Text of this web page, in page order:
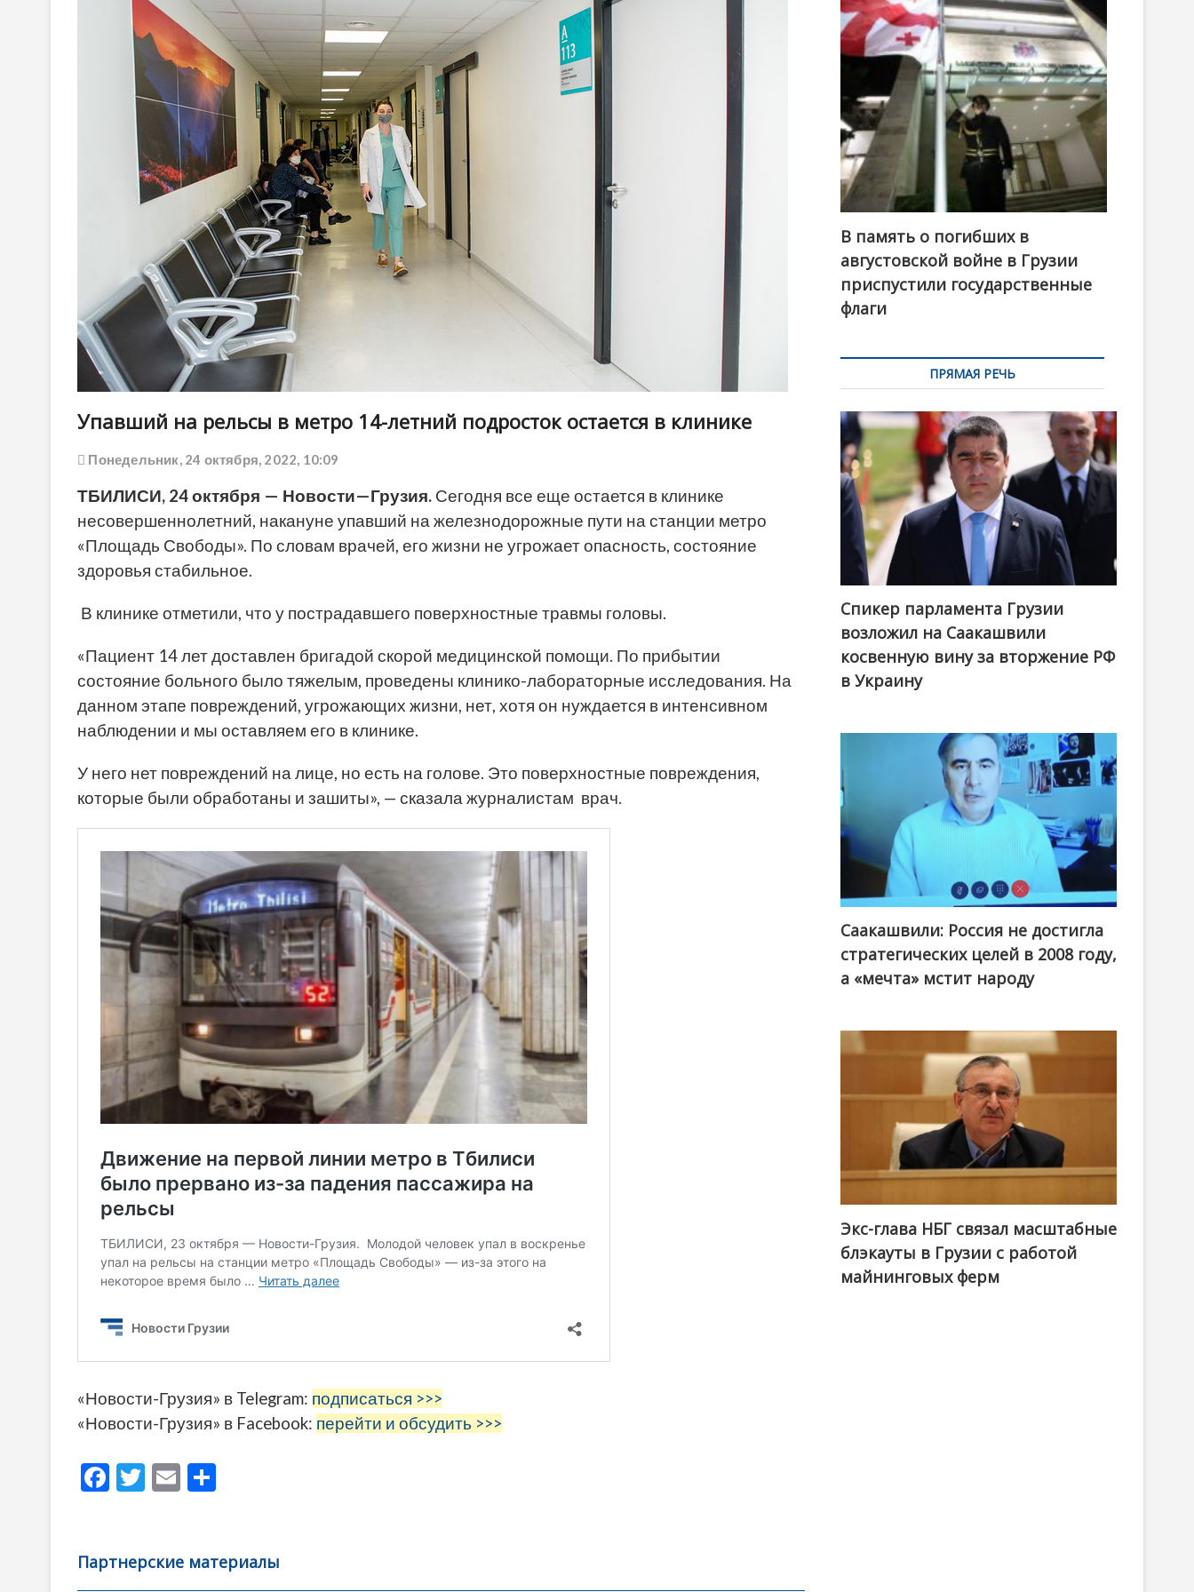
o
n
Упавший на рельсы в метро 14-летний подросток остается в клинике
Понедельник, 24 октября, 2022, 10:09
ТБИЛИСИ, 24октября — Новости—Грузия. Сегодня все еще остается в клинике
несовершеннолетний, накануне упавший на железнодорожные пути на станции метро
«Площадь Свободы». По словам врачей, его жизни не угрожает опасность, состояние
здоровья стабильное.
В клинике отметили, что у пострадавшего поверхностные травмы головы.
«Пациент 14 лет доставлен бригадой скорой медицинской помощи. По прибытии
состояние больного было тяжелым, проведены клинико-лабораторные исследования. На
данном этапе повреждений, угрожающих жизни, нет, хотя он нуждается в интенсивном
наблюдении и мы оставляем его в клинике.
У него нет повреждений на лице, но есть на голове. Это поверхностные повреждения,
которые были обработаны и зашиты», — сказала журналистам врач.
«Новости-Грузия» в Telegram: подписаться >>>
«Новости-Грузия» в Facebook: перейти и обсудить >>>
F
b
T
er
E
l
а
Партнерские материалы
В память о погибших в
августовской войне в Грузии
приспустили государственные
флаги
ПРЯМАЯ РЕЧЬ
Спикер парламента Грузии
возложил на Саакашвили
косвенную вину за вторжение РФ
в Украину
Саакашвили: Россия не достигла
стратегических целей в 2008 году,
а «мечта» мстит народу
Экс-глава НБГ связал масштабные
блэкауты в Грузии с работой
майнинговых ферм